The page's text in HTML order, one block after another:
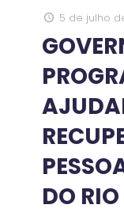
5 de julho
DO